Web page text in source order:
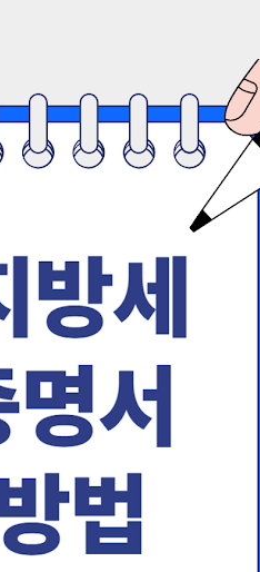
this? “Closing day…...